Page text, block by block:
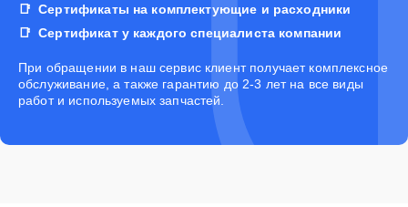
Сертификаты на комплектующие и расходники
Сертификат у каждого специалиста компании
При обращении в наш сервис клиент получает комплексное
обслуживание, а также гарантию до 2-3 лет на все виды
работ и используемых запчастей.